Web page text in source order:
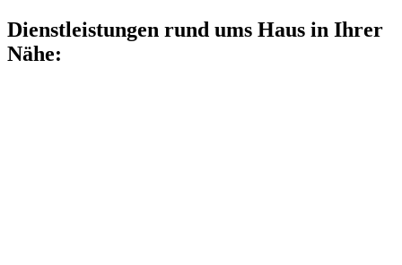
Dienstleistungen rund ums Haus in Ihrer
Nähe: